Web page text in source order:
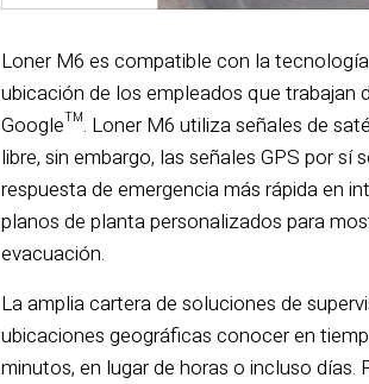
Loner M6 es compatible con la
ubicación de los empleados que
Google™. Loner M6 utiliza señales de
libre, sin embargo, las señales GPS por
respuesta de emergencia más rápida en
planos de planta personalizados para
evacuación.
La amplia cartera de soluciones de
ubicaciones geográficas conocer en
minutos, en lugar de horas o incluso